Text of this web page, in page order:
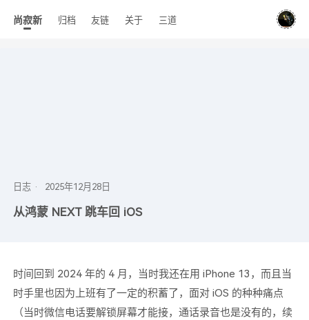
尚寂新 归档 友链 关于 三道
日志
从鸿蒙 NEXT 跳车回 iOS
时间回到 2024 年的 4 月，当时我还在用 iPhone 13，而且当
时手里也因为上班有了一定的积蓄了，面对 iOS 的种种痛点
（当时微信电话要解锁屏幕才能接，通话录音也是没有的，续